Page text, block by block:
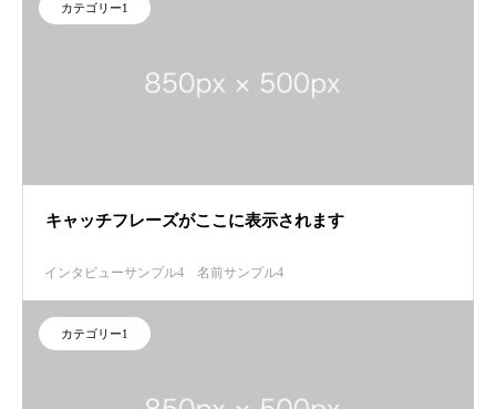
カテゴリー1
キャッチフレーズがここに表示されます
インタビューサンプル4 名前サンプル4
カテゴリー1